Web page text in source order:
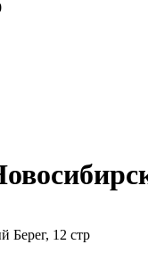
Берег, 12 стр